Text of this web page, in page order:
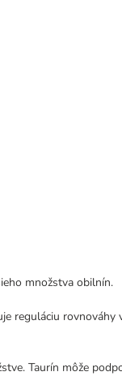
množstva obilnín.
reguláciu rovnováhy
Taurín môže